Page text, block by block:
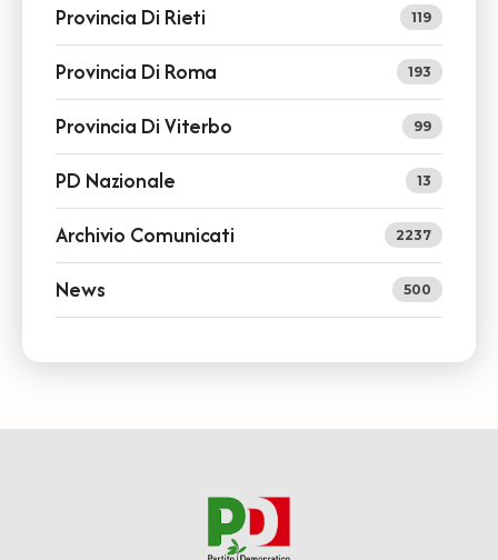
Provincia Di Rieti 119
Provincia Di Roma 193
Provincia Di Viterbo 99
PD Nazionale 13
Archivio Comunicati 2237
News 500